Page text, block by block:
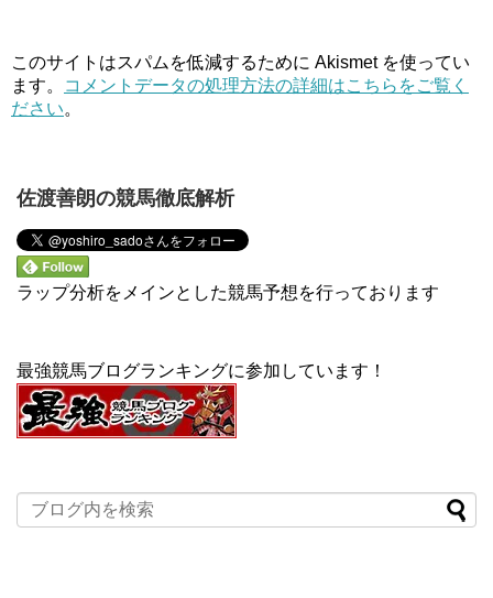
このサイトはスパムを低減するために Akismet を使ってい
ます。
コメントデータの処理方法の詳細はこちらをご覧く
ださい。
佐渡善朗の競馬徹底解析
ラップ分析をメインとした競馬予想を行っております
最強競馬ブログランキングに参加しています！